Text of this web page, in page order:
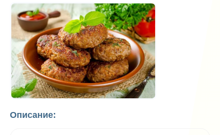
Описание: